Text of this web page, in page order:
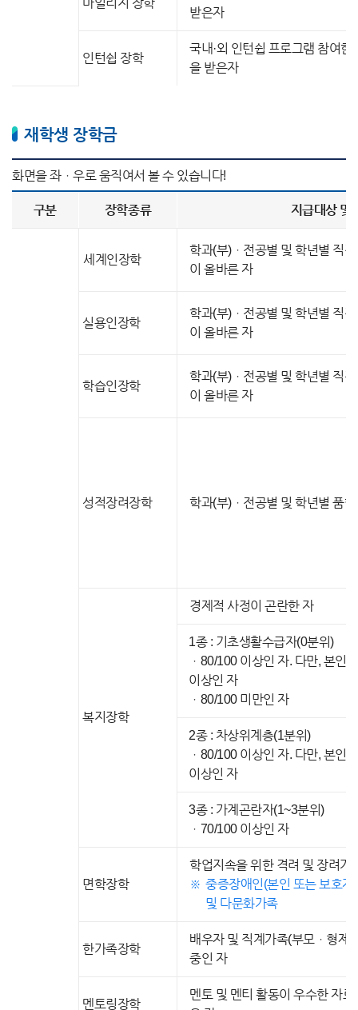
마일리지 장학
받은자
인턴쉽 장학
국내·외 인턴쉽 프로그램 참여
을 받은자
재학생 장학금
구분 장학종류 지급대상 및
세계인장학
학과(부)ㆍ전공별 및 학년별 직
이 올바른 자
실용인장학
학과(부)ㆍ전공별 및 학년별 직
이 올바른 자
학습인장학
학과(부)ㆍ전공별 및 학년별 직
이 올바른 자
성적장려장학 학과(부)ㆍ전공별 및 학년별 품
복지장학
경제적 사정이 곤란한 자
1종 : 기초생활수급자(0분위)
ㆍ80/100 이상인 자. 다만, 본인
이상인 자
ㆍ80/100 미만인 자
2종 : 차상위계층(1분위)
ㆍ80/100 이상인 자. 다만, 본인
이상인 자
3종 : 가계곤란자(1~3분위)
ㆍ70/100 이상인 자
면학장학
학업지속을 위한 격려 및 장려가
중증장애인(본인 또는 보호
및 다문화가족
한가족장학
배우자 및 직계가족(부모ㆍ형제
중인 자
멘토링장학
멘토 및 멘티 활동이 우수한 자